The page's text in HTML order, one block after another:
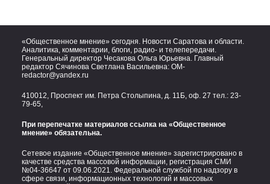
«Общественное мнение» сегодня. Новости Саратова и области.
Аналитика, комментарии, блоги, радио- и телепередачи.
Генеральный директор Чесакова Ольга Юрьевна. Главный
редактор Сячинова Светлана Васильевна: OM-
redactor@yandex.ru
410012, Проспект им. Петра Столыпина, д. 11Б, оф. 27 тел.: 23-
79-65,
При перепечатке материалов ссылка на «Общественное
мнение» обязательна.
Сетевое издание «Общественное мнение» зарегистрировано в
качестве средства массовой информации, регистрация СМИ
№04-36647 от 09.06.2021. Федеральной службой по надзору в
сфере связи, информационных технологий и массовых